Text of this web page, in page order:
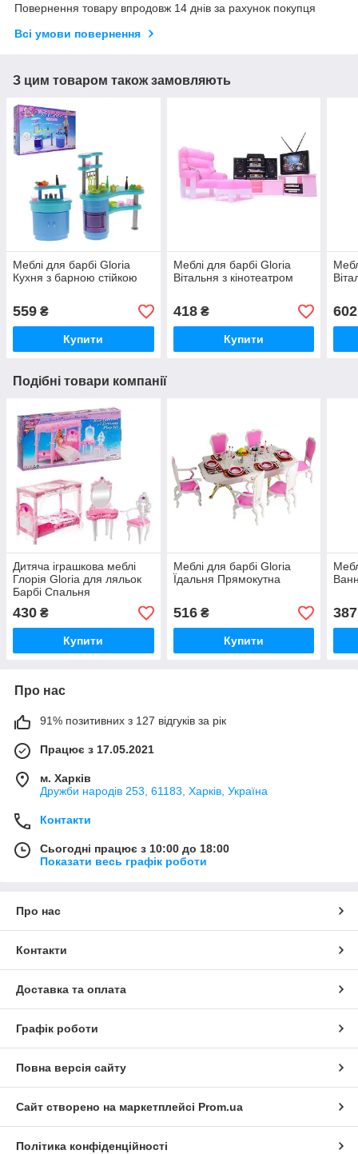
Повернення товару впродовж 14 днів за рахунок покупця
Всі умови повернення
З цим товаром також замовляють
Меблі для барбі Gloria
Кухня з барною стійкою
559 ₴
Купити
Меблі для барбі Gloria
Вітальня з кінотеатром
418₴
Купити
602
Подібні товари компанії
Дитяча іграшкова меблі
Глорія Gloria для ляльок
Барбі Спальня
430 ₴
Купити
Меблі для барбі Gloria
Їдальня Прямокутна
516₴
Купити
387
Про нас
91% позитивних з 127 відгуків за рік
Працює з 17.05.2021
м. Харків
Дружби народів 253, 61183, Харків, Україна
Контакти
Сьогодні працює з 10:00 до 18:00
Показати весь графік роботи
Про нас
Контакти
Доставка та оплата
Графік роботи
Повна версія сайту
Сайт створено на маркетплейсі Prom.ua
Політика конфіденційності